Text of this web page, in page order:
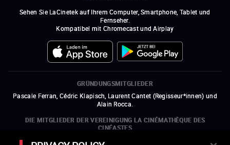
Sehen Sie LaCinetek auf Ihrem Computer, Smartphone, Tablet und
Fernseher.
Kompatibel mit Chromecast und Airplay
GRÜNDUNGSMITGLIEDER
Pascale Ferran, Cédric Klapisch, Laurent Cantet (Regisseur*innen) und
Alain Rocca.
DIE MITGLIEDER DER VEREINIGUNG LA CINÉMATHÈQUE DES
CINÉASTES
Olivier Assayas, Bertrand Bonello, Michel Hazanavicius (Repräsentant der